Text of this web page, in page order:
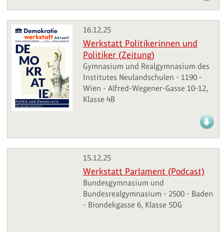
16.12.25
Werkstatt Politikerinnen und
Politiker (Zeitung)
Gymnasium und Realgymnasium des
Institutes Neulandschulen - 1190 -
Wien - Alfred-Wegener-Gasse 10-12,
Klasse 4B
15.12.25
Werkstatt Parlament (Podcast)
Bundesgymnasium und
Bundesrealgymnasium - 2500 - Baden
- Biondekgasse 6, Klasse 5DG